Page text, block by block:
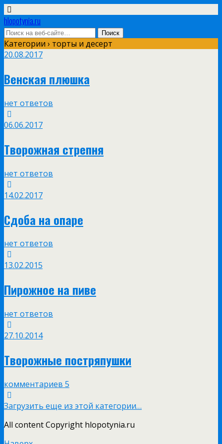
hlopotynia.ru
Категории › торты и десерт
20.08.2017
Венская плюшка
нет ответов
06.06.2017
Творожная стрепня
нет ответов
14.02.2017
Сдоба на опаре
нет ответов
13.02.2015
Пирожное на пиве
нет ответов
27.10.2014
Творожные постряпушки
комментариев 5
Загрузить еще из этой категории…
All content Copyright hlopotynia.ru